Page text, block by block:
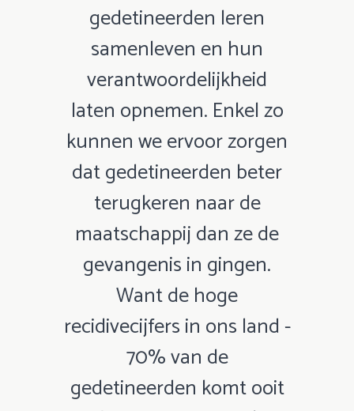
gedetineerden leren
samenleven en hun
verantwoordelijkheid
laten opnemen. Enkel zo
kunnen we ervoor zorgen
dat gedetineerden beter
terugkeren naar de
maatschappij dan ze de
gevangenis in gingen.
Want de hoge
recidivecijfers in ons land -
70% van de
gedetineerden komt ooit